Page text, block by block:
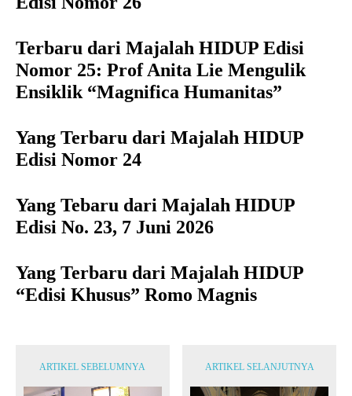
Terbaru dari Majalah HIDUP Edisi
Nomor 25: Prof Anita Lie Mengulik
Ensiklik “Magnifica Humanitas”
Yang Terbaru dari Majalah HIDUP
Edisi Nomor 24
Yang Tebaru dari Majalah HIDUP
Edisi No. 23, 7 Juni 2026
Yang Terbaru dari Majalah HIDUP
“Edisi Khusus” Romo Magnis
ARTIKEL SEBELUMNYA ARTIKEL SELANJUTNYA